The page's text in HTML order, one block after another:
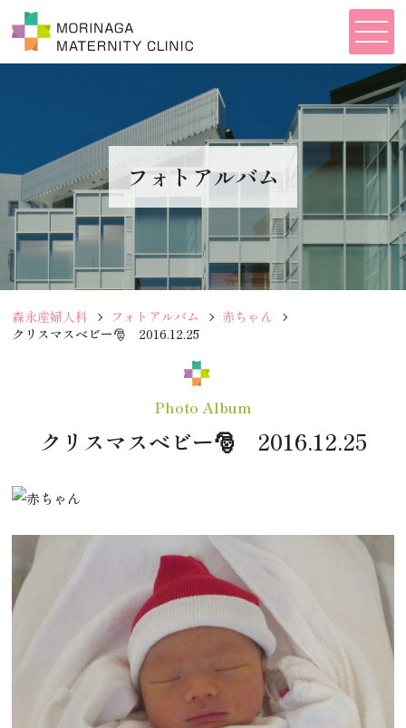
フォトアルバム
森永産婦人科 フォトアルバム
赤ちゃん
クリスマスベビー🎅 2016.12.25
Photo Album
クリスマスベビー🎅 2016.12.25